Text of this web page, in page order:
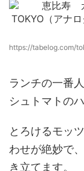
https://tabelog.com/
ランチの一番
シュトマトの
とろけるモッ
わせが絶妙で
き立てます。